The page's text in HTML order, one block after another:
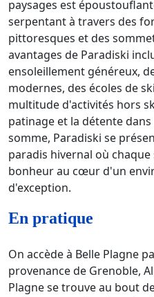
paysages est
serpentant à travers des
pittoresques et des
avantages de Paradiski
ensoleillement généreux,
modernes, des écoles de
multitude d'activités hors
patinage et la détente
somme, Paradiski se
paradis hivernal où
bonheur au cœur d'un
d'exception.
En pratique
On accède à Belle Plagne
provenance de Grenoble,
Plagne se trouve au bout